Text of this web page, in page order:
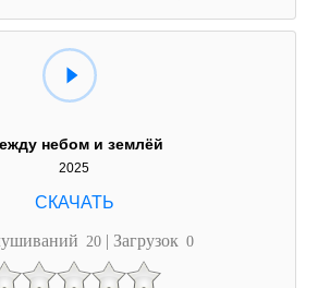
небом и землёй
2025
20 | Загрузок 0